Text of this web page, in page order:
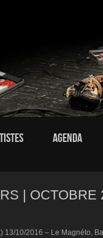
AGENDA
| OCTOBRE
13/10/2016 – Le Magnéto,